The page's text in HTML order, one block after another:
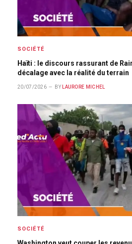
SOCIÉTÉ
Haïti : le discours rassurant de
décalage avec la réalité du terrain
20/07/2026 BY LAURORE MICHEL
SOCIÉTÉ